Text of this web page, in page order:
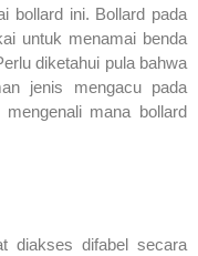
bollard ini. Bollard pada
untuk menamai benda
diketahui pula bahwa
jenis mengacu pada
mana bollard
diakses difabel secara